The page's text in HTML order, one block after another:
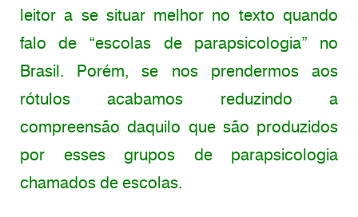
leitor a se situar melhor no texto quando
falo de “escolas de parapsicologia” no
Brasil. Porém, se nos prendermos aos
rótulos acabamos reduzindo a
compreensão daquilo que são produzidos
por esses grupos de parapsicologia
chamados de escolas.